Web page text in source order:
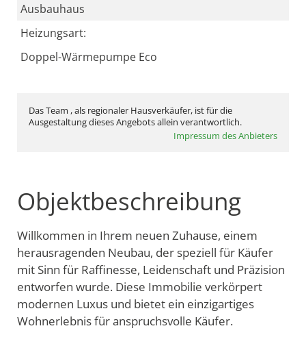
Ausbauhaus
Heizungsart:
Doppel-Wärmepumpe Eco
Das Team , als regionaler Hausverkäufer, ist für die
Ausgestaltung dieses Angebots allein verantwortlich.
Impressum des Anbieters
Objektbeschreibung
Willkommen in Ihrem neuen Zuhause, einem
herausragenden Neubau, der speziell für Käufer
mit Sinn für Raffinesse, Leidenschaft und Präzision
entworfen wurde. Diese Immobilie verkörpert
modernen Luxus und bietet ein einzigartiges
Wohnerlebnis für anspruchsvolle Käufer.